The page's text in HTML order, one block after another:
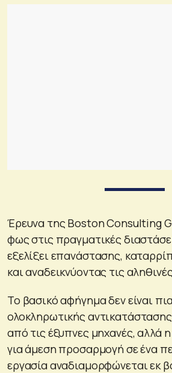
Έρευνα της Boston Consulting
φως στις πραγματικές
εξελίξει επανάστασης,
και αναδεικνύοντας τις
Το βασικό αφήγημα δεν είναι
ολοκληρωτικής
από τις έξυπνες μηχανές, αλλά
για άμεση προσαρμογή σε ένα
εργασία αναδιαμορφώνεται εκ